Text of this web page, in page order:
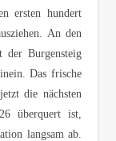
ersten hundert
An den
der Burgensteig
Das frische
die nächsten
überquert ist,
langsam ab.